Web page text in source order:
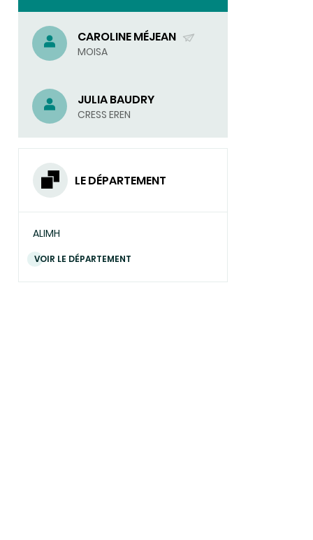
nutrition
?
CAROLINE MÉJEAN
(ENVOYER
MOISA
JULIA BAUDRY
CRESS EREN
LE DÉPARTEMENT
ALIMH
VOIR LE DÉPARTEMENT